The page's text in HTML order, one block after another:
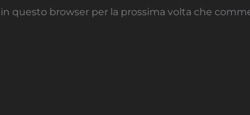
questo browser per la prossima volta che